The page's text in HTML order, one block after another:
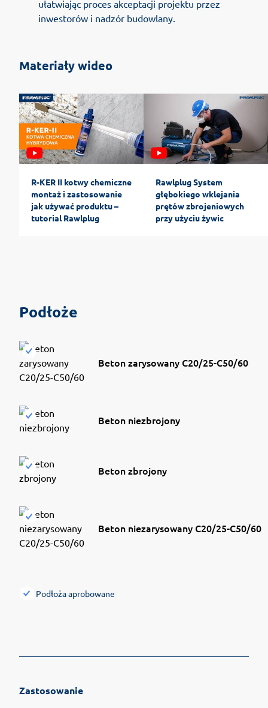
ułatwiając proces akceptacji projektu przez
inwestorów i nadzór budowlany.
Materiały wideo
R-KER II kotwy chemiczne
montaż i zastosowanie
jak używać produktu –
tutorial Rawlplug
Rawlplug System
głębokiego wklejania
prętów zbrojeniowych
przy użyciu żywic
Podłoże
Beton zarysowany C20/25-C50/60
Beton niezbrojony
Beton zbrojony
Beton niezarysowany C20/25-C50/60
Podłoża aprobowane
Zastosowanie